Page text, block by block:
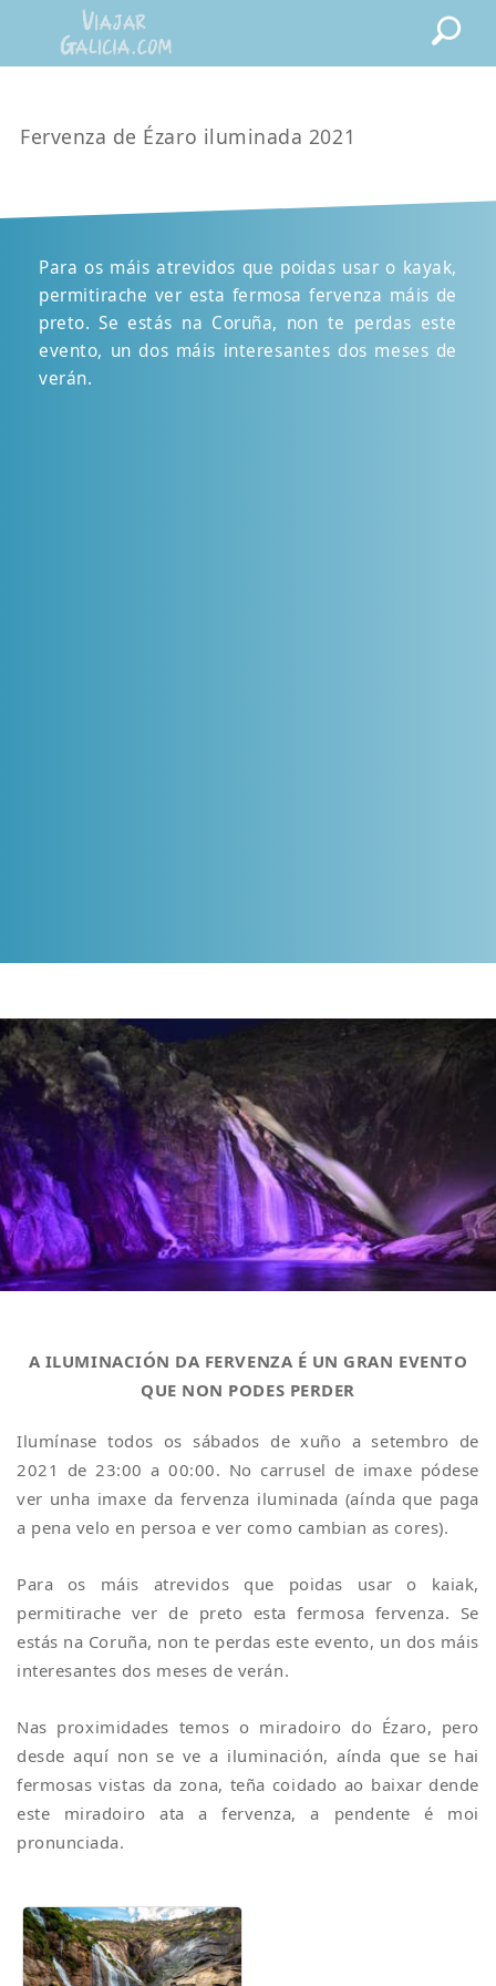
Fervenza de Ézaro iluminada 2021
Para os máis atrevidos que poidas usar o kayak,
permitirache ver esta fermosa fervenza máis de
preto. Se estás na Coruña, non te perdas este
evento, un dos máis interesantes dos meses de
verán.
A ILUMINACIÓN DA FERVENZA É UN GRAN EVENTO
QUE NON PODES PERDER
Ilumínase todos os sábados de xuño a setembro de
2021 de 23:00 a 00:00. No carrusel de imaxe pódese
ver unha imaxe da fervenza iluminada (aínda que paga
a pena velo en persoa e ver como cambian as cores).
Para os máis atrevidos que poidas usar o kaiak,
permitirache ver de preto esta fermosa fervenza. Se
estás na Coruña, non te perdas este evento, un dos máis
interesantes dos meses de verán.
Nas proximidades temos o miradoiro do Ézaro, pero
desde aquí non se ve a iluminación, aínda que se hai
fermosas vistas da zona, teña coidado ao baixar dende
este miradoiro ata a fervenza, a pendente é moi
pronunciada.